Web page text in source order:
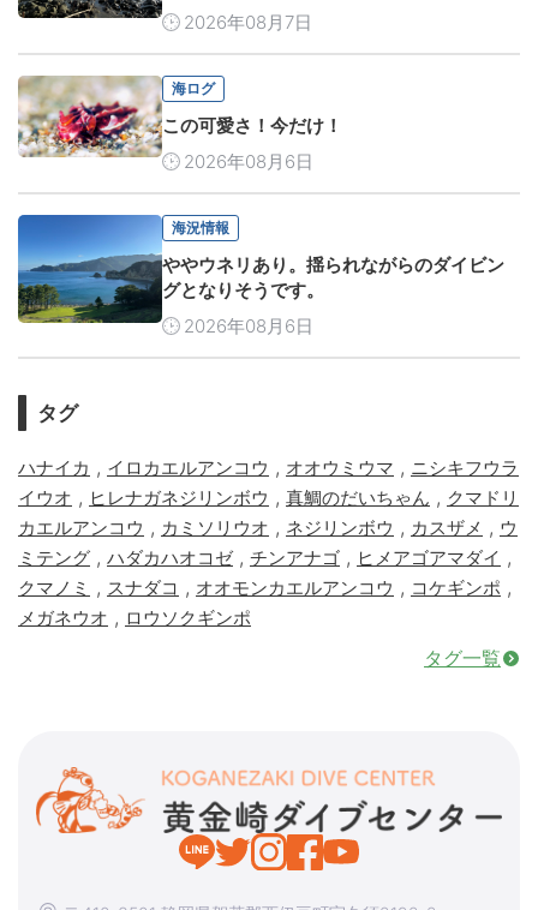
2026年08月7日
海ログ
この可愛さ！今だけ！
2026年08月6日
海況情報
ややウネリあり。揺られながらのダイビン
グとなりそうです。
2026年08月6日
タグ
ハナイカ , イロカエルアンコウ , オオウミウマ , ニシキフウラ
イウオ , ヒレナガネジリンボウ , 真鯛のだいちゃん , クマドリ
カエルアンコウ , カミソリウオ , ネジリンボウ , カスザメ , ウ
ミテング , ハダカハオコゼ, チンアナゴ , ヒメアゴアマダイ ,
クマノミ , スナダコ , オオモンカエルアンコウ , コケギンポ ,
メガネウオ , ロウソクギンポ
タグ一覧